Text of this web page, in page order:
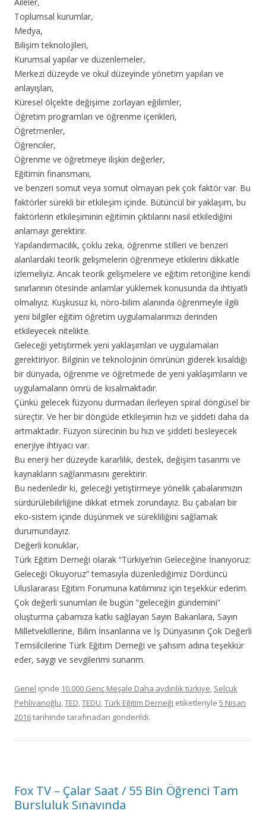
Toplumsal kurumlar,
Medya,
Bilişim teknolojileri,
Kurumsal yapılar ve düzenlemeler,
Merkezi düzeyde ve okul düzeyinde yönetim yapıları ve
anlayışları,
Küresel ölçekte değişime zorlayan eğilimler,
Öğretim programları ve öğrenme içerikleri,
Öğretmenler,
Öğrenciler,
Öğrenme ve öğretmeye ilişkin değerler,
Eğitimin finansmanı,
ve benzeri somut veya somut olmayan pek çok faktör var. Bu
faktörler sürekli bir etkileşim içinde. Bütüncül bir yaklaşım, bu
faktörlerin etkileşiminin eğitimin çıktılarını nasıl etkilediğini
anlamayı gerektirir.
Yapılandırmacılık, çoklu zeka, öğrenme stilleri ve benzeri
alanlardaki teorik gelişmelerin öğrenmeye etkilerini dikkatle
izlemeliyiz. Ancak teorik gelişmelere ve eğitim retoriğine kendi
sınırlarının ötesinde anlamlar yüklemek konusunda da ihtiyatlı
olmalıyız. Kuşkusuz ki, nöro-bilim alanında öğrenmeyle ilgili
yeni bilgiler eğitim öğretim uygulamalarımızı derinden
etkileyecek nitelikte.
Geleceği yetiştirmek yeni yaklaşımları ve uygulamaları
gerektiriyor. Bilginin ve teknolojinin ömrünün giderek kısaldığı
bir dünyada, öğrenme ve öğretmede de yeni yaklaşımların ve
uygulamaların ömrü de kısalmaktadır.
Çünkü gelecek füzyonu durmadan ilerleyen spiral döngüsel bir
süreçtir. Ve her bir döngüde etkileşimin hızı ve şiddeti daha da
artmaktadır. Füzyon sürecinin bu hızı ve şiddeti besleyecek
enerjiye ihtiyacı var.
Bu enerji her düzeyde kararlılık, destek, değişim tasarımı ve
kaynakların sağlanmasını gerektirir.
Bu nedenledir ki, geleceği yetiştirmeye yönelik çabalarımızın
sürdürülebilirliğine dikkat etmek zorundayız. Bu çabaları bir
eko-sistem içinde düşünmek ve sürekliliğini sağlamak
durumundayız.
Değerli konuklar,
Türk Eğitim Derneği olarak “Türkiye’nin Geleceğine İnanıyoruz:
Geleceği Okuyoruz” temasıyla düzenlediğimiz Dördüncü
Uluslararası Eğitim Forumuna katılımınız için teşekkür ederim.
Çok değerli sunumları ile bugün “geleceğin gündemini”
oluşturma çabamıza katkı sağlayan Sayın Bakanlara, Sayın
Milletvekillerine, Bilim İnsanlarına ve İş Dünyasının Çok Değerli
Temsilcilerine Türk Eğitim Derneği ve şahsım adına teşekkür
eder, saygı ve sevgilerimi sunarım.
Genel içinde 10.000 Genç Meşale Daha aydınlık türkiye, Selçuk
Pehlivanoğlu,TED,TEDU,Türk Eğitim Derneği etiketleriyle 5 Nisan
2016tarihinde tarafınadan gönderildi.
Fox TV – Çalar Saat / 55 Bin Öğrenci Tam
Bursluluk Sınavında